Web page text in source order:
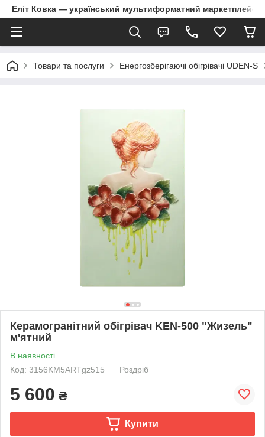
Еліт Ковка — український мультиформатний маркетплейс
Товари та послуги Енергозберігаючі обігрівачі UDEN-S
Керамогранітний обігрівач KEN-500 "Жизель"
м'ятний
В наявності
Код: 3156KM5ARTgz515
Роздріб
5 600 ₴
Купити